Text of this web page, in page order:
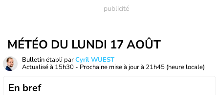
MÉTÉO DU LUNDI 17 AOÛT
Bulletin établi parCyril WUEST
Actualisé à 15h30 - Prochaine mise à jour à 21h45 (heure locale)
En bref